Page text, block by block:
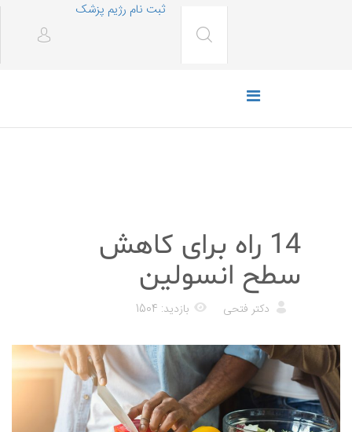
ثبت نام رژیم پزشک
14 راه برای کاهش
سطح انسولین
دکتر فتحی بازدید: 1504